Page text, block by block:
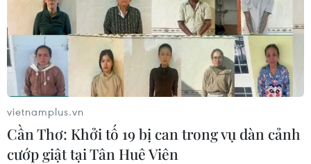
vietnamplus.vn
Cần Thơ: Khởi tố 19 bị can trong vụ dàn cảnh
cướp giật tại Tân Huê Viên